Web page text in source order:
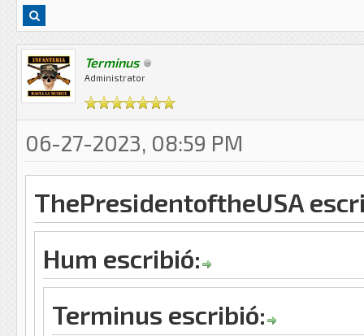
Terminus
Administrator
06-27-2023, 08:59 PM
ThePresidentoftheUSA
Hum escribió:
Terminus escribió: